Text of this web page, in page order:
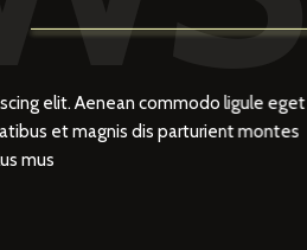
elit. Aenean commodo ligule eget
et magnis dis parturient montes
mus